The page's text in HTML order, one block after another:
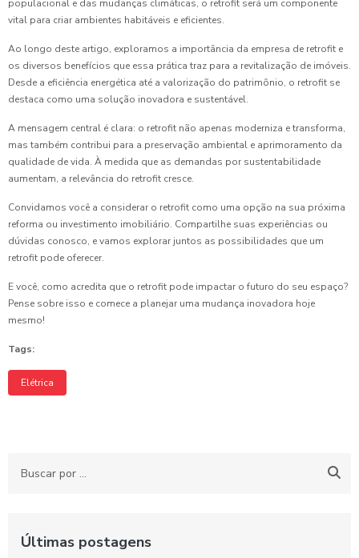
populacional e das mudanças climáticas, o retrofit será um componente
vital para criar ambientes habitáveis e eficientes.
Ao longo deste artigo, exploramos a importância da empresa de retrofit e
os diversos benefícios que essa prática traz para a revitalização de imóveis.
Desde a eficiência energética até a valorização do patrimônio, o retrofit se
destaca como uma solução inovadora e sustentável.
A mensagem central é clara: o retrofit não apenas moderniza e transforma,
mas também contribui para a preservação ambiental e aprimoramento da
qualidade de vida. À medida que as demandas por sustentabilidade
aumentam, a relevância do retrofit cresce.
Convidamos você a considerar o retrofit como uma opção na sua próxima
reforma ou investimento imobiliário. Compartilhe suas experiências ou
dúvidas conosco, e vamos explorar juntos as possibilidades que um
retrofit pode oferecer.
E você, como acredita que o retrofit pode impactar o futuro do seu espaço?
Pense sobre isso e comece a planejar uma mudança inovadora hoje
mesmo!
Tags:
Elétrica
Últimas postagens